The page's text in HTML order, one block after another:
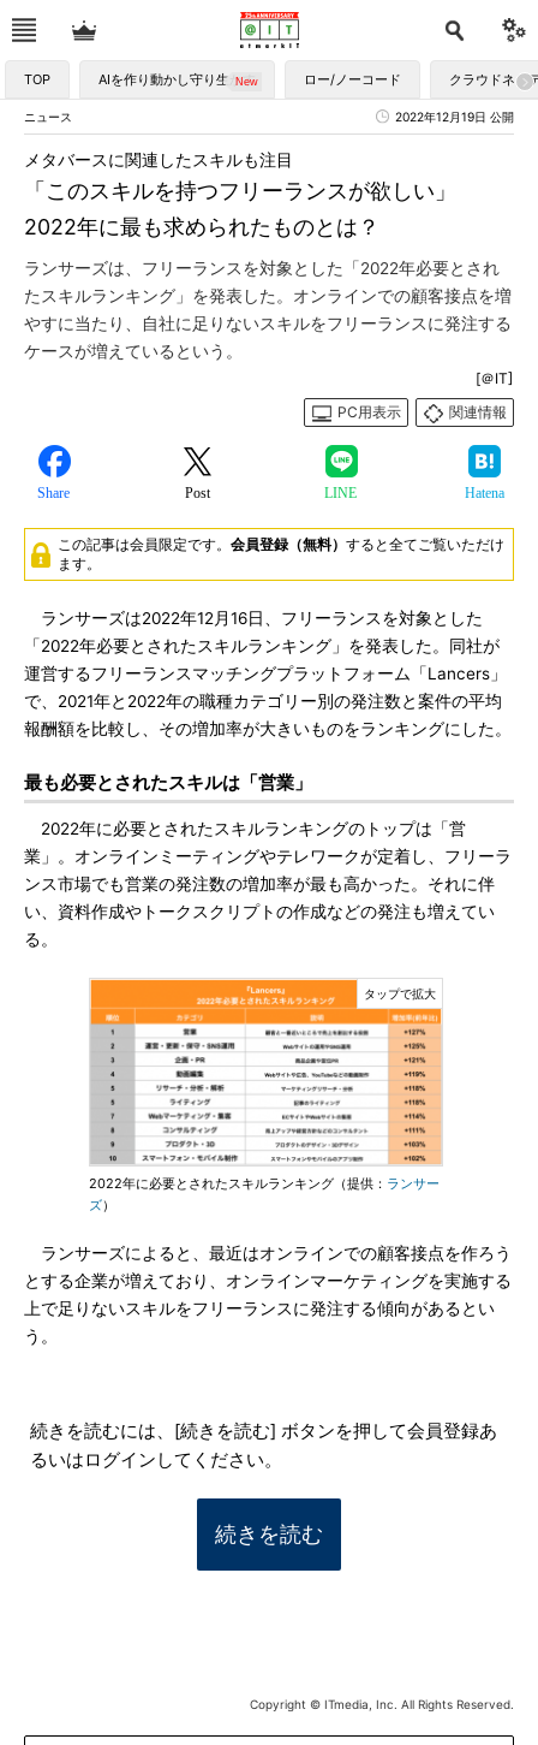
TOP AIを作り動かし守り生かす ロー/ノーコード クラウドネイ
ニュース 2022年12月19日 公開
「このスキルを持つフリーランスが欲しい」
2022年に最も求められたものとは？
メタバースに関連したスキルも注目
ランサーズは、フリーランスを対象とした「2022年必要とされ
たスキルランキング」を発表した。オンラインでの顧客接点を増
やすに当たり、自社に足りないスキルをフリーランスに発注する
ケースが増えているという。
[＠IT]
PC用表示
関連情報
Share Post LINE Hatena
この記事は会員限定です。 会員登録（無料） すると全てご覧いただけ
ます。
ランサーズは2022年12月16日、フリーランスを対象とした
「2022年必要とされたスキルランキング」を発表した。同社が
運営するフリーランスマッチングプラットフォーム「Lancers」
で、2021年と2022年の職種カテゴリー別の発注数と案件の平均
報酬額を比較し、その増加率が大きいものをランキングにした。
最も必要とされたスキルは「営業」
2022年に必要とされたスキルランキングのトップは「営
業」。オンラインミーティングやテレワークが定着し、フリーラ
ンス市場でも営業の発注数の増加率が最も高かった。それに伴
い、資料作成やトークスクリプトの作成などの発注も増えてい
る。
2022年に必要とされたスキルランキング（提供： ランサー
ズ）
ランサーズによると、最近はオンラインでの顧客接点を作ろう
とする企業が増えており、オンラインマーケティングを実施する
上で足りないスキルをフリーランスに発注する傾向があるとい
う。
続きを読むには、[続きを読む] ボタンを押して会員登録あ
るいはログインしてください。
続きを読む
Copyright © ITmedia, Inc. All Rights Reserved.